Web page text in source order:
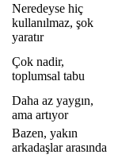
Neredeyse hiç
kullanılmaz, şok
yaratır
Çok nadir,
toplumsal tabu
Daha az yaygın,
ama artıyor
Bazen, yakın
arkadaşlar arasında